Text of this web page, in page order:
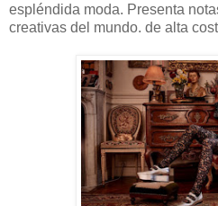
espléndida moda. Presenta
creativas del mundo. de alta